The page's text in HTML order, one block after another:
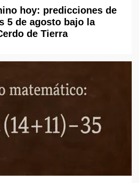
hoy: predicciones de
5 de agosto bajo la
de Tierra